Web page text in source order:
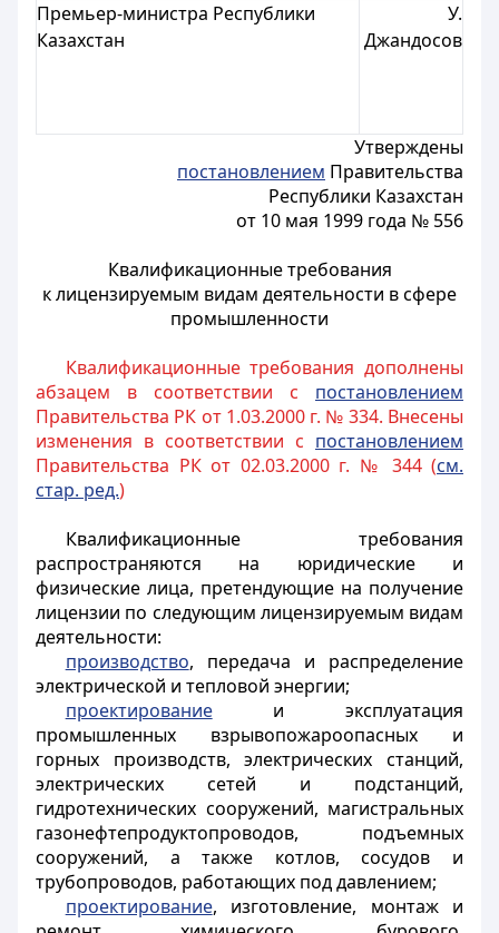
Премьер-министра Республики
Казахстан
У.
Джандосов
Утверждены
постановлением Правительства
Республики Казахстан
от 10 мая 1999 года № 556
Квалификационные требования
к лицензируемым видам деятельности в сфере
промышленности
Квалификационные требования дополнены
абзацем в соответствии с постановлением
Правительства РК от 1.03.2000 г. № 334. Внесены
изменения в соответствии с постановлением
Правительства РК от 02.03.2000 г. № 344 (см.
стар. ред.)
Квалификационные требования
распространяются на юридические и
физические лица, претендующие на получение
лицензии по следующим лицензируемым видам
деятельности:
производство, передача и распределение
электрической и тепловой энергии;
проектированиеи эксплуатация
промышленных взрывопожароопасных и
горных производств, электрических станций,
электрических сетей и подстанций,
гидротехнических сооружений, магистральных
газонефтепродуктопроводов, подъемных
сооружений, а также котлов, сосудов и
трубопроводов, работающих под давлением;
проектирование, изготовление, монтаж и